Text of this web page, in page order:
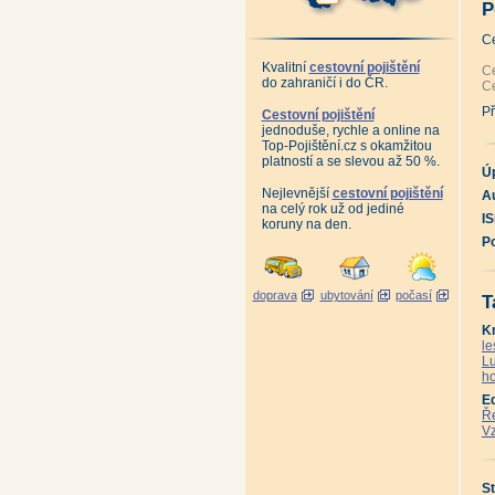
Kvalitní cestovní pojištění
do zahraničí i do ČR.
Cestovní pojištění
jednoduše, rychle a online na
Top-Pojištění.cz s okamžitou
platností a se slevou až 50 %.
Nejlevnější cestovní pojištění
na celý rok už od jediné
koruny na den.
doprava ubytování počasí